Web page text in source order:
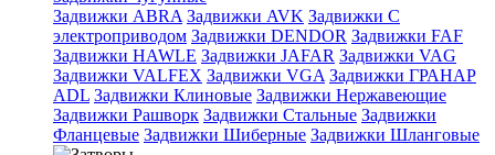
Задвижки ABRA Задвижки AVK Задвижки C
электроприводом Задвижки DENDOR Задвижки FAF
Задвижки HAWLE Задвижки JAFAR Задвижки VAG
Задвижки VALFEX Задвижки VGA Задвижки ГРАНАР
ADL Задвижки Клиновые Задвижки Нержавеющие
Задвижки Рашворк Задвижки Стальные Задвижки
Фланцевые Задвижки Шиберные Задвижки Шланговые